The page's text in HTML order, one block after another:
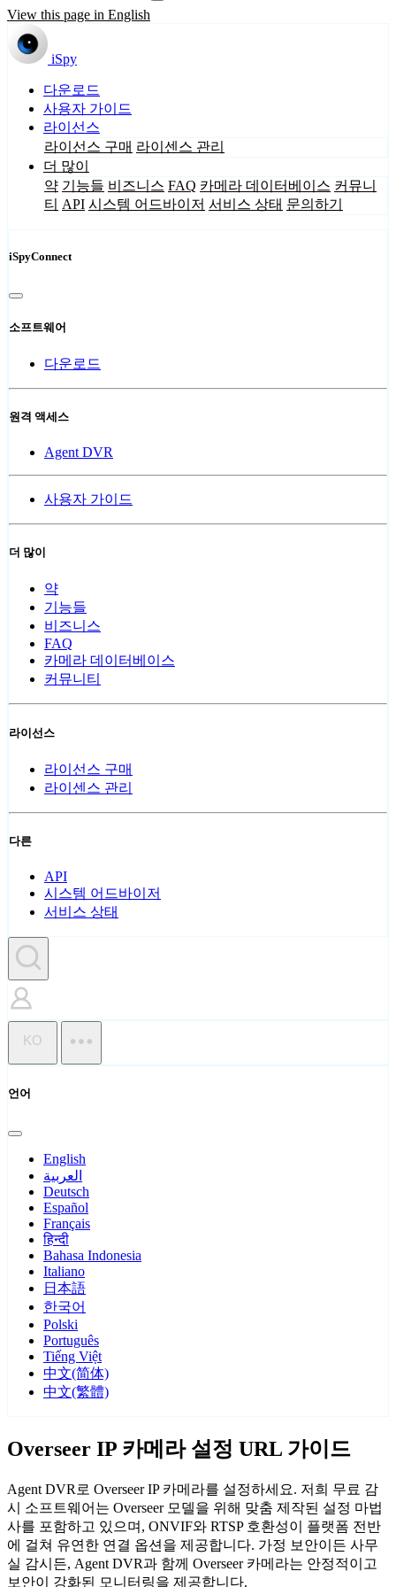
View this page in English
iSpy
다운로드
사용자 가이드
라이선스
라이선스 구매 라이센스 관리
더 많이
약 기능들 비즈니스 FAQ 카메라 데이터베이스 커뮤니
티 API 시스템 어드바이저 서비스 상태 문의하기
iSpyConnect
소프트웨어
다운로드
원격 액세스
Agent DVR
사용자 가이드
더 많이
약
기능들
비즈니스
FAQ
카메라 데이터베이스
커뮤니티
라이선스
라이선스 구매
라이센스 관리
다른
API
시스템 어드바이저
서비스 상태
KO
언어
English
العربية
Deutsch
Español
Français
हिन्दी
Bahasa Indonesia
Italiano
日本語
한국어
Polski
Português
Tiếng Việt
中文(简体)
中文(繁體)
Overseer IP 카메라 설정 URL 가이드
Agent DVR로 Overseer IP 카메라를 설정하세요. 저희 무료 감
시 소프트웨어는 Overseer 모델을 위해 맞춤 제작된 설정 마법
사를 포함하고 있으며, ONVIF와 RTSP 호환성이 플랫폼 전반
에 걸쳐 유연한 연결 옵션을 제공합니다. 가정 보안이든 사무
실 감시든, Agent DVR과 함께 Overseer 카메라는 안정적이고
보안이 강화된 모니터링을 제공합니다.